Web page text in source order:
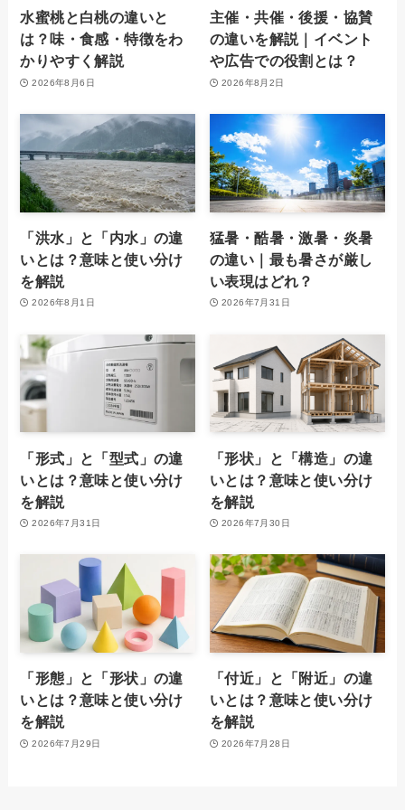
水蜜桃と白桃の違いと
は？味・食感・特徴をわ
かりやすく解説
2026年8月6日
主催・共催・後援・協賛
の違いを解説｜イベント
や広告での役割とは？
2026年8月2日
「洪水」と「内水」の違
いとは？意味と使い分け
を解説
2026年8月1日
猛暑・酷暑・激暑・炎暑
の違い｜最も暑さが厳し
い表現はどれ？
2026年7月31日
「形式」と「型式」の違
いとは？意味と使い分け
を解説
2026年7月31日
「形状」と「構造」の違
いとは？意味と使い分け
を解説
2026年7月30日
「形態」と「形状」の違
いとは？意味と使い分け
を解説
2026年7月29日
「付近」と「附近」の違
いとは？意味と使い分け
を解説
2026年7月28日